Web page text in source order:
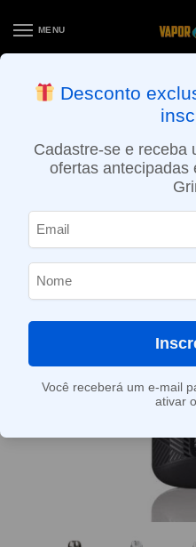
MENU
ENTREGA NO MESMO DIA EM
APROVADOS ATÉ
Desconto
Cadastre-se e receba
ofertas antecipadas
Você receberá um e-mail
ativar